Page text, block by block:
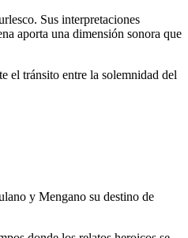
Sus interpretaciones
aporta una dimensión sonora que
el tránsito entre la solemnidad del
y Mengano su destino de